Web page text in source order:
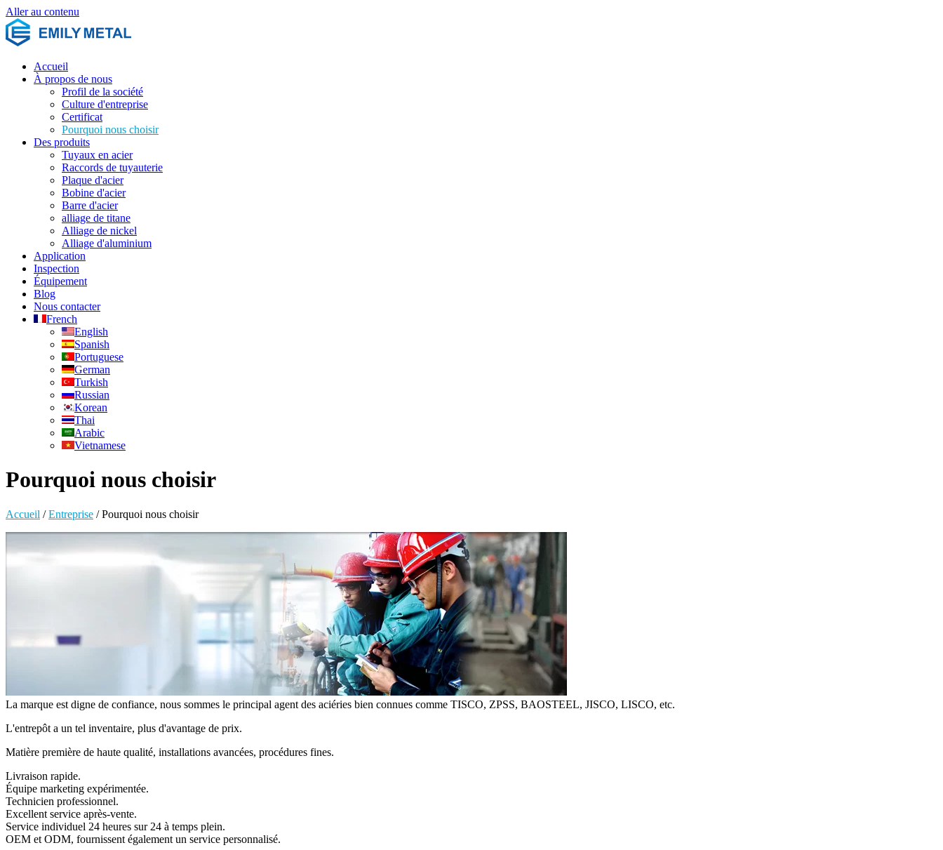
Aller au contenu
Accueil
À propos de nous
Profil de la société
Culture d'entreprise
Certificat
Pourquoi nous choisir
Des produits
Tuyaux en acier
Raccords de tuyauterie
Plaque d'acier
Bobine d'acier
Barre d'acier
alliage de titane
Alliage de nickel
Alliage d'aluminium
Application
Inspection
Équipement
Blog
Nous contacter
French
English
Spanish
Portuguese
German
Turkish
Russian
Korean
Thai
Arabic
Vietnamese
Pourquoi nous choisir
Accueil /Entreprise /Pourquoi nous choisir
La marque est digne de confiance, nous sommes le principal agent des aciéries bien connues comme TISCO, ZPSS, BAOSTEEL, JISCO, LISCO, etc.
L'entrepôt a un tel inventaire, plus d'avantage de prix.
Matière première de haute qualité, installations avancées, procédures fines.
Livraison rapide.
Équipe marketing expérimentée.
Technicien professionnel.
Excellent service après-vente.
Service individuel 24 heures sur 24 à temps plein.
OEM et ODM, fournissent également un service personnalisé.